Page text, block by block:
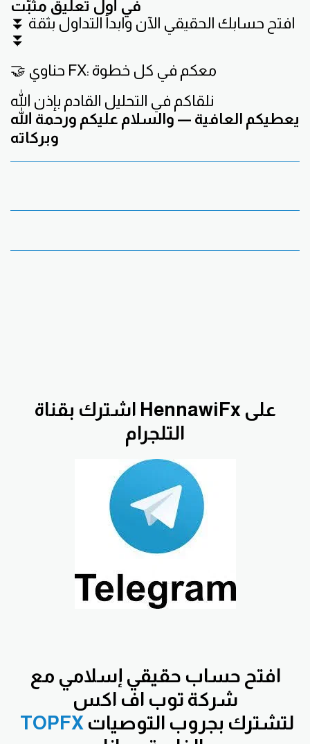
في أول تعليق مثبّت
⏬ افتح حسابك الحقيقي الآن وابدأ التداول بثقة
⏬
🤝 حناوي FX: معكم في كل خطوة
نلقاكم في التحليل القادم بإذن الله
يعطيكم العافية — والسلام عليكم ورحمة الله
وبركاته
اشترك بقناة HennawiFx على
التلجرام
افتح حساب حقيقي إسلامي مع
شركة توب اف اكس
TOPFX